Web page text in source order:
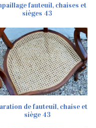
fauteuil, chaises et
sièges 43
de fauteuil, chaise et
siège 43